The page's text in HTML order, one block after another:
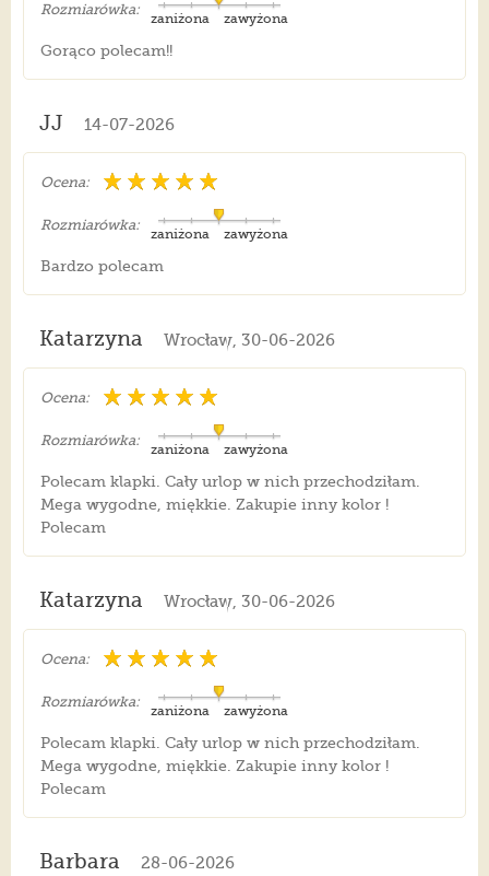
Rozmiarówka:
zawyżona
zaniżona
Gorąco polecam!!
JJ 14-07-2026
Ocena:
Rozmiarówka:
zawyżona
zaniżona
Bardzo polecam
Katarzyna Wrocław, 30-06-2026
Ocena:
Rozmiarówka:
zawyżona
zaniżona
Polecam klapki. Cały urlop w nich przechodziłam.
Mega wygodne, miękkie. Zakupie inny kolor !
Polecam
Katarzyna Wrocław, 30-06-2026
Ocena:
Rozmiarówka:
zawyżona
zaniżona
Polecam klapki. Cały urlop w nich przechodziłam.
Mega wygodne, miękkie. Zakupie inny kolor !
Polecam
Barbara 28-06-2026